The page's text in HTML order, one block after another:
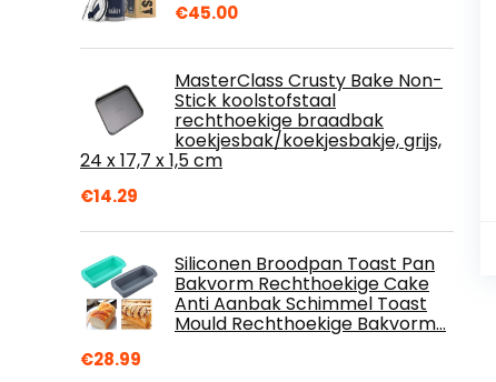
€45.00
MasterClass Crusty Bake Non-
Stick koolstofstaal
rechthoekige braadbak
koekjesbak/koekjesbakje, grijs,
24 x 17,7 x 1,5 cm
€14.29
Siliconen Broodpan Toast Pan
Bakvorm Rechthoekige Cake
Anti Aanbak Schimmel Toast
Mould Rechthoekige Bakvorm…
€28.99